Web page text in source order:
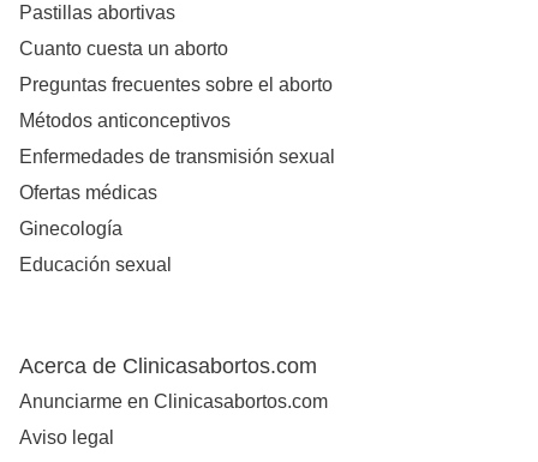
Pastillas abortivas
Cuanto cuesta un aborto
Preguntas frecuentes sobre el aborto
Métodos anticonceptivos
Enfermedades de transmisión sexual
Ofertas médicas
Ginecología
Educación sexual
Acerca de Clinicasabortos.com
Anunciarme en Clinicasabortos.com
Aviso legal